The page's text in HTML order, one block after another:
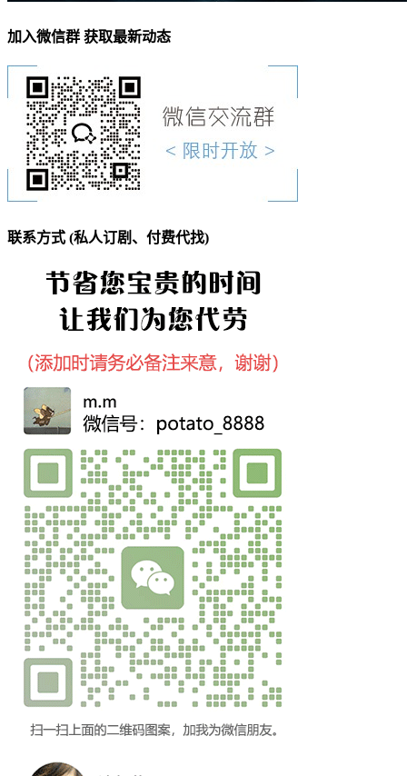
加入微信群 获取最新动态
联系方式 (私人订剧、付费代找)